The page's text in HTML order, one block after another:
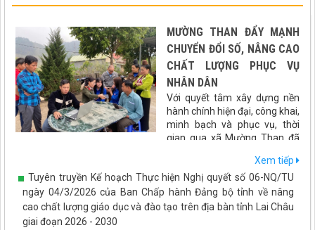
MƯỜNG THAN ĐẨY MẠNH
CHUYỂN ĐỔI SỐ, NÂNG CAO
CHẤT LƯỢNG PHỤC VỤ
NHÂN DÂN
Với quyết tâm xây dựng nền
hành chính hiện đại, công khai,
minh bạch và phục vụ, thời
gian qua xã Mường Than đã
mọi hoạt động quản lý, điều hành và giải quyết thủ tục hành
chính. Những kết quả đạt được không chỉ nâng cao hiệu quả hoạt
động của cơ quan nhà nước mà còn tạo thuận lợi cho người dân,
doanh nghiệp, góp phần thúc đẩy phát triển kinh tế - xã hội trên
địa bàn.
Xem tiếp
Tuyên truyền Kế hoạch Thực hiện Nghị quyết số 06-NQ/TU
ngày 04/3/2026 của Ban Chấp hành Đảng bộ tỉnh về nâng
cao chất lượng giáo dục và đào tạo trên địa bàn tỉnh Lai Châu
giai đoạn 2026 - 2030